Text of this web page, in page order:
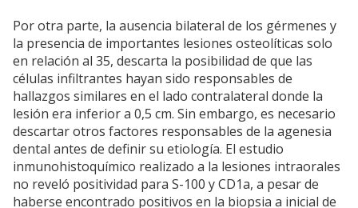
Por otra parte, la ausencia bilateral de los gérmenes y
la presencia de importantes lesiones osteolíticas solo
en relación al 35, descarta la posibilidad de que las
células infiltrantes hayan sido responsables de
hallazgos similares en el lado contralateral donde la
lesión era inferior a 0,5 cm. Sin embargo, es necesario
descartar otros factores responsables de la agenesia
dental antes de definir su etiología. El estudio
inmunohistoquímico realizado a la lesiones intraorales
no reveló positividad para S-100 y CD1a, a pesar de
haberse encontrado positivos en la biopsia a inicial de